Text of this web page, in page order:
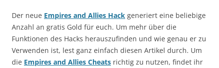
Der neue Empires and Allies Hack generiert eine beliebige
Anzahl an gratis Gold für euch. Um mehr über die
Funktionen des Hacks herauszufinden und wie genau er zu
Verwenden ist, lest ganz einfach diesen Artikel durch. Um
die Empires and Allies Cheats richtig zu nutzen, findet ihr